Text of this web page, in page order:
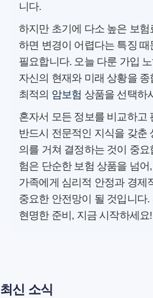
니다.
하지만 초기에 다소 높은 보험
하면 변경이 어렵다는 특징 때
필요합니다. 오늘 다룬 가입
자신의 현재와 미래 상황을 종
최적의 암보험 상품을 선택하
혼자서 모든 정보를 비교하고
반드시 전문적인 지식을 갖춘
의를 거쳐 결정하는 것이 중
험은 단순한 보험 상품을 넘어
가족에게 심리적 안정과 경제
중요한 안전망이 될 것입니다
현명한 준비, 지금 시작하세요!
최신 소식